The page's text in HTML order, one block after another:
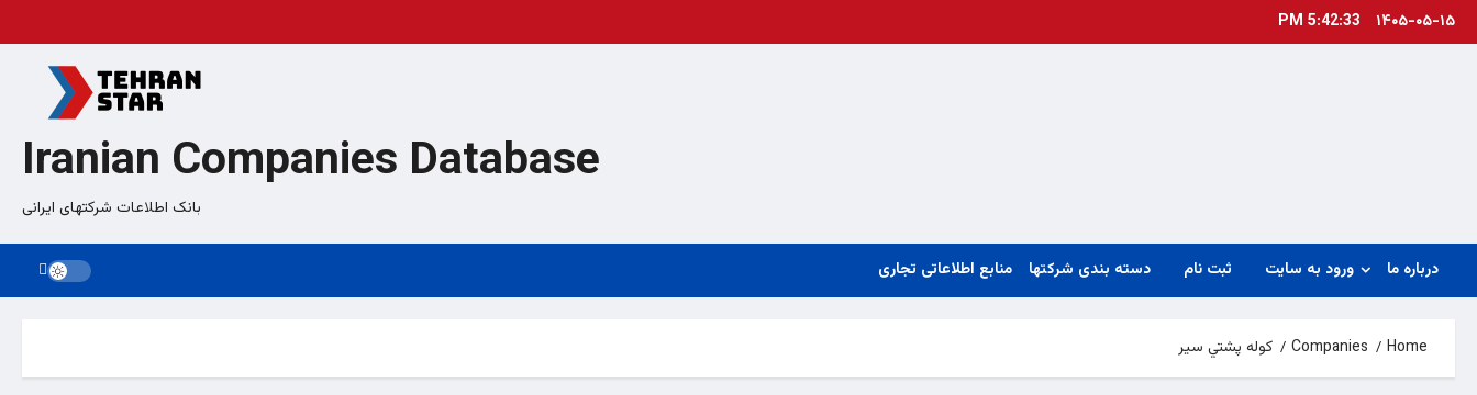
Skip۱۴۰۵-۰۵-۱۵ 5:42:34 PM
Iranian Companies Database
بانک اطلاعات شرکتهای ایرانی
درباره ما ورود به سایت ثبت نام دسته بندی شرکتها منابع اطلاعاتی تجاری
Home
Companies كوله پشتي سير